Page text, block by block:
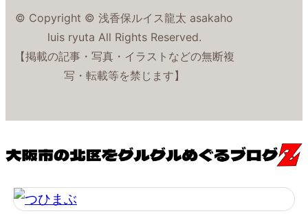
© Copyright © 浅香保ルイス龍太 asakaho
luis ryuta All Rights Reserved.
【掲載の記事・写真・イラストなどの無断複
写・転載等を禁じます】